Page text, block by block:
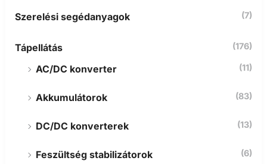
Szerelési segédanyagok (7)
Tápellátás (176)
AC/DC konverter (11)
Akkumulátorok (83)
DC/DC konverterek (13)
Feszültség stabilizátorok (6)